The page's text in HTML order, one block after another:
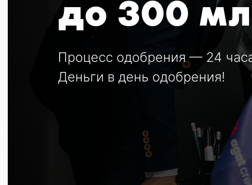
до 300
Процесс одобрения — 24
Деньги в день одобрения!